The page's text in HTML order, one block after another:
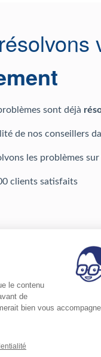
sont déjà
de nos conseillers
les problèmes
clients satisfaits
Nos